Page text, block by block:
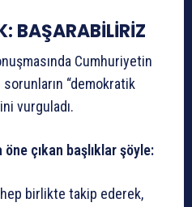
BAŞARABİLİRİZ
Cumhuriyetin
sorunların “demokratik
vurguladı.
öne çıkan başlıklar şöyle:
hep birlikte takip ederek,